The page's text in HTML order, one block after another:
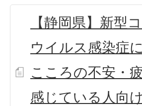
【静岡県】新型
ウイルス感染症
こころの不安・
感じている人向